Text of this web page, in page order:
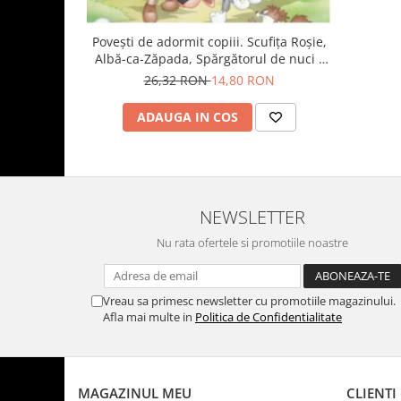
Povești de adormit copiii. Scufița Roșie,
Albă-ca-Zăpada, Spărgătorul de nuci -
Reeditare
26,32 RON14,80 RON
ADAUGA IN COS
NEWSLETTER
Nu rata ofertele si promotiile noastre
Vreau sa primesc newsletter cu promotiile magazinului.
Afla mai multe in Politica de Confidentialitate
MAGAZINUL MEU CLIENTI